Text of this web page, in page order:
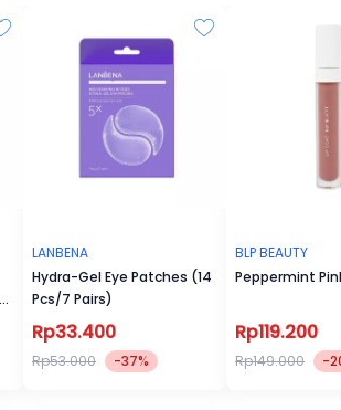
merata.
dan sisa minyak berlebih dari dalam pori,
efek matte yang menyegarkan tanpa
kering. Cocok untuk kulit berminyak atau
LANBENA
Hydra-Gel Eye Patches (14
Pcs/7 Pairs)
Rp33.400
Rp53.000 -37%
BLP BEAUTY
Peppermint
Rp119.200
Rp149.000 -